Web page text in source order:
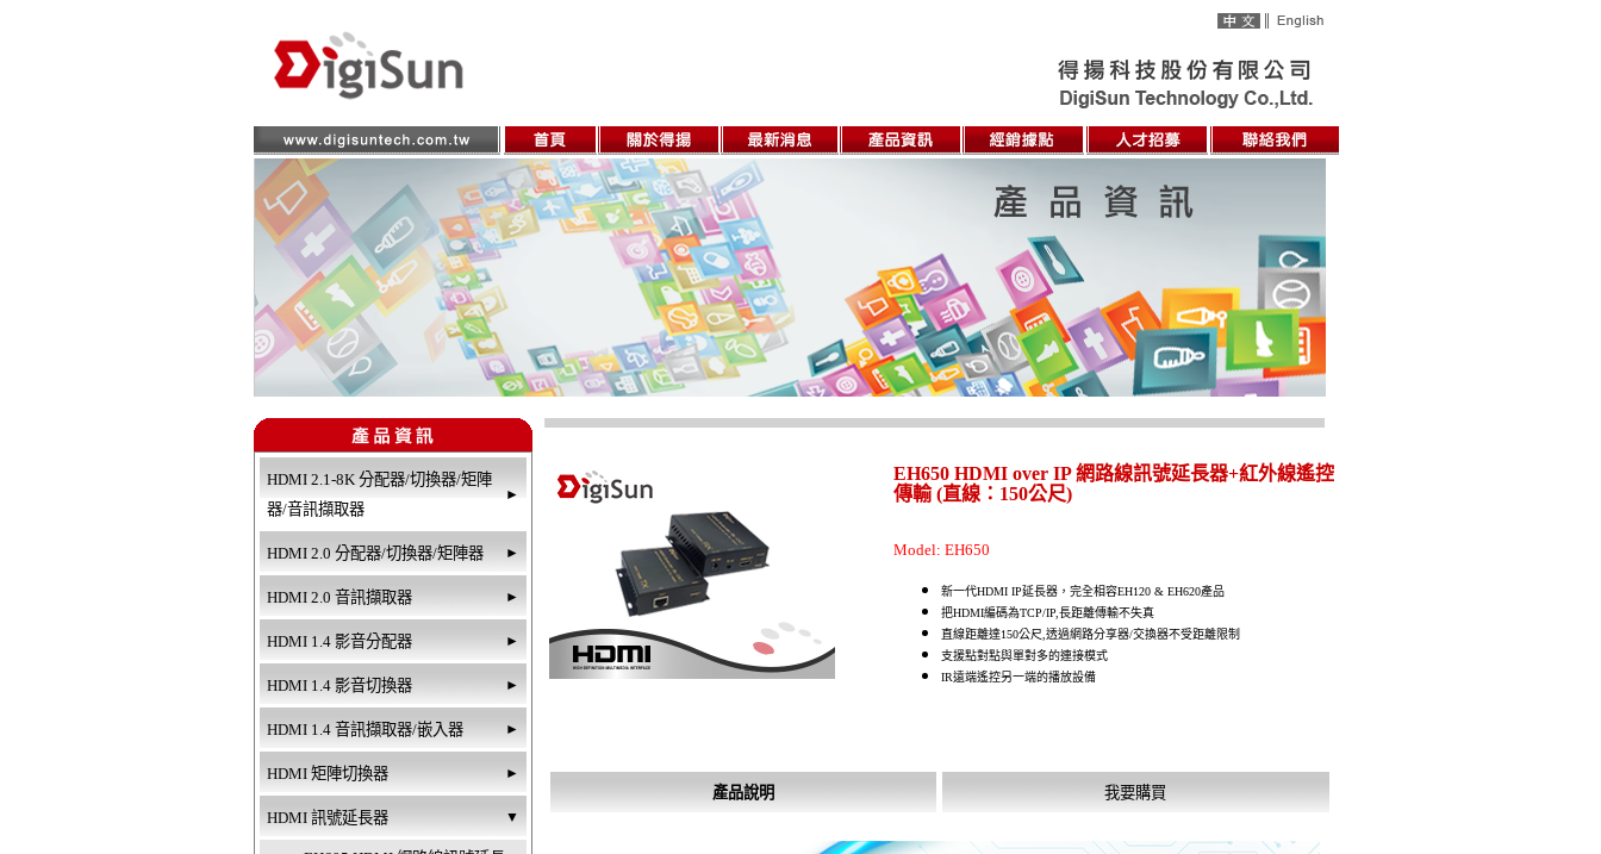
HDMI 2.1-8K 分配器/切換器/矩陣
器/音訊擷取器
►
HDMI 2.0 分配器/切換器/矩陣器 ►
HDMI 2.0 音訊擷取器 ►
HDMI 1.4 影音分配器 ►
HDMI 1.4 影音切換器 ►
HDMI 1.4 音訊擷取器/嵌入器 ►
HDMI 矩陣切換器 ►
HDMI 訊號延長器 ▼
EH650 HDMI over IP 網路線訊號延長器+紅外線遙控
傳輸 (直線：150公尺)
Model: EH650
新一代HDMI IP延長器，完全相容EH120 & EH620產品
把HDMI編碼為TCP/IP,長距離傳輸不失真
直線距離達150公尺,透過網路分享器/交換器不受距離限制
支援點對點與單對多的連接模式
IR遠端遙控另一端的播放設備
產品說明 我要購買